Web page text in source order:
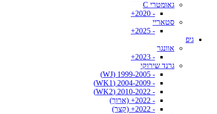
גאומטרי C
- 2020+
סטאריי
- 2025+
גיפ
אוונגר
- 2023+
גרנד שירוקי
- 1999-2005 (WJ)
- 2004-2009 (WK1)
- 2010-2022 (WK2)
- 2022+ (ארוך)
- 2022+ (קצר)